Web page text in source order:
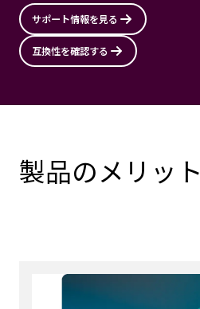
サポート情報を見る
互換性を確認する
製品のメリット